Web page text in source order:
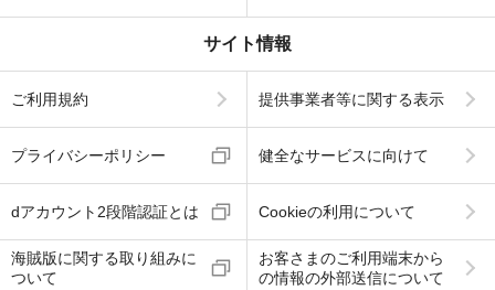
サイト情報
ご利用規約 提供事業者等に関する表示
プライバシーポリシー 健全なサービスに向けて
dアカウント2段階認証とは Cookieの利用について
海賊版に関する取り組みに
ついて
お客さまのご利用端末から
の情報の外部送信について